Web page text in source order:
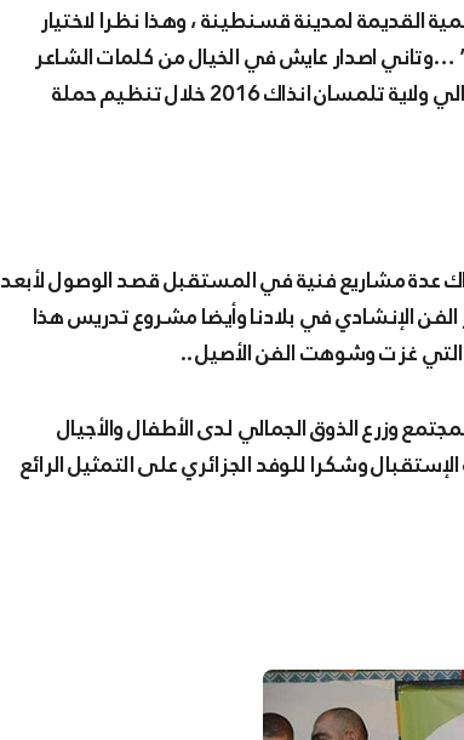
القديمة لمدينة قسنطينة ، وهذا نظرا لاختيار
اصدار عايش في الخيال من كلمات الشاعر
جمال بكري و أما الألحان فتعود الى شخصي وذلك نزولا لطلب والي ولاية تلمسان انذاك 2016 خلال تنظيم حملة
عدة مشاريع فنية في المستقبل قصد الوصول لأبعد
الإنشادي في بلادنا وأيضا مشروع تدريس هذا
التي غزت وشوهت الفن الأصيل ..
وزرع الذوق الجمالي لدى الأطفال والأجيال
وشكرا للوفد الجزائري على التمثيل الرائع